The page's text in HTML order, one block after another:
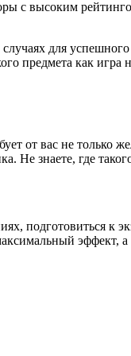
с высоким
для
предмета как
от вас не только
Не знаете, где
подготовиться к
эффект, а